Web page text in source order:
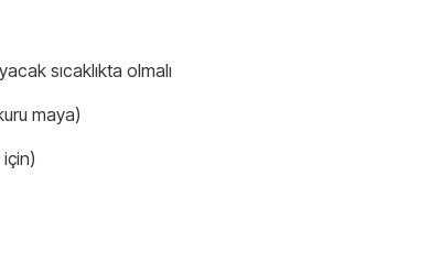
sıcaklıkta olmalı
maya)
için)